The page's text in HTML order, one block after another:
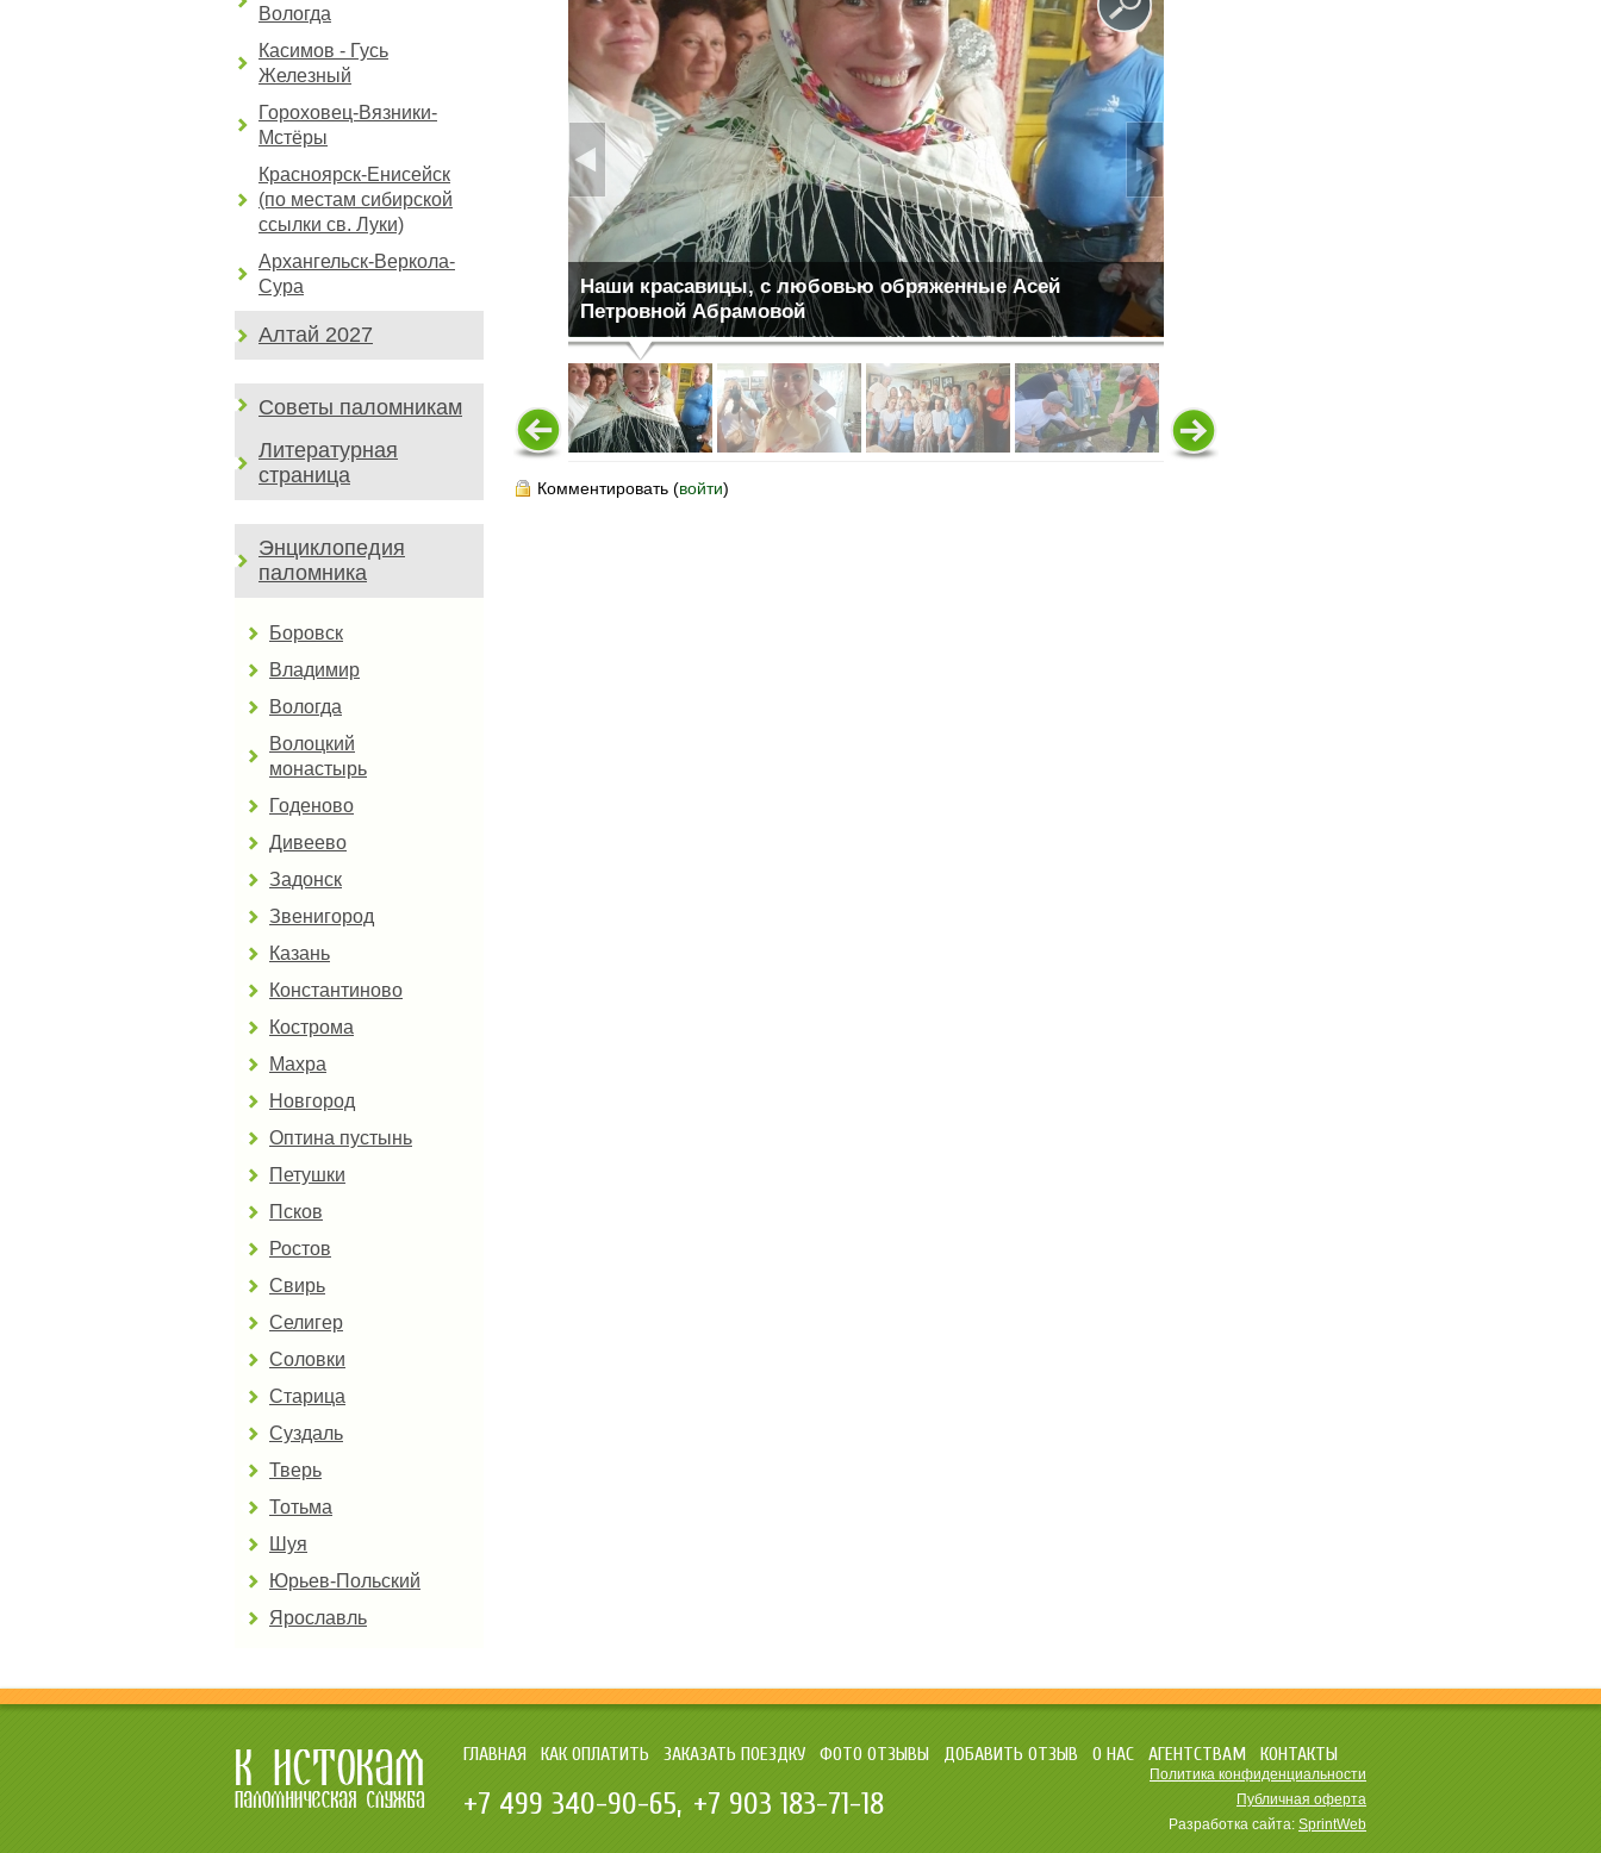
Вологда
Касимов - Гусь
Железный
Гороховец-Вязники-
Мстёры
Красноярск-Енисейск
(по местам сибирской
ссылки св. Луки)
Архангельск-Веркола-
Сура
Алтай 2027
Советы паломникам
Литературная
страница
Энциклопедия
паломника
Боровск
Владимир
Вологда
Волоцкий
монастырь
Годеново
Дивеево
Задонск
Звенигород
Казань
Константиново
Кострома
Махра
Новгород
Оптина пустынь
Петушки
Псков
Ростов
Свирь
Селигер
Соловки
Старица
Суздаль
Тверь
Тотьма
Шуя
Юрьев-Польский
Ярославль
Наши красавицы, с любовью обряженные Асей
Петровной Абрамовой
Комментировать (войти)
ГЛАВНАЯ КАК ОПЛАТИТЬ ЗАКАЗАТЬ ПОЕЗДКУ ФОТО ОТЗЫВЫ ДОБАВИТЬ ОТЗЫВ О НАС АГЕНТСТВАМ КОНТАКТЫ
Политика конфиденциальности
Публичная оферта
Разработка сайта: SprintWeb
+7 499 340-90-65 +7 903 183-71-18